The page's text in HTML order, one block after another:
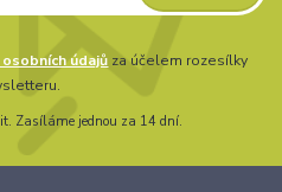
údajů za účelem rozesílky
Zasíláme jednou za 14 dní.